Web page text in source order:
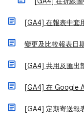
[GA4] 在報表中套
變更及比較報表日
[GA4] 共用及匯出
[GA4] 在 Google
[GA4] 定期寄送報